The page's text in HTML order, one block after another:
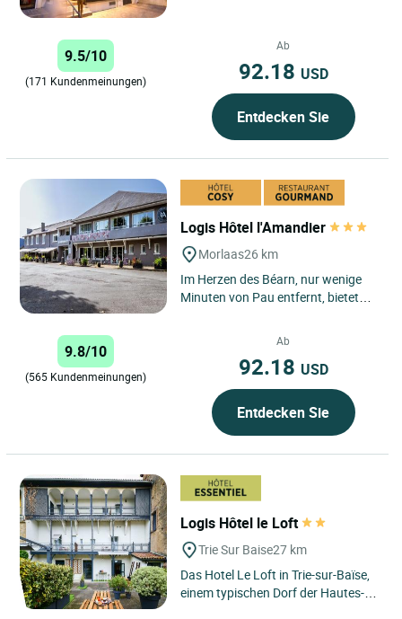
9.5/10
(171 Kundenmeinungen)
Ab
92.18 USD
Entdecken Sie
Logis Hôtel l'Amandier
Morlaas26 km
Im Herzen des Béarn, nur wenige
Minuten von Pau entfernt, bietet
Morlaàs Reisenden, die...
9.8/10
(565 Kundenmeinungen)
Ab
92.18 USD
Entdecken Sie
Logis Hôtel le Loft
Trie Sur Baise27 km
Das Hotel Le Loft in Trie-sur-Baïse,
einem typischen Dorf der Hautes-